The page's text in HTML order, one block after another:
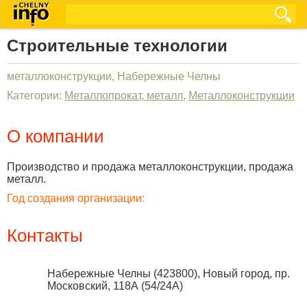
Строительные технологии
металлоконструкции, Набережные Челны
Категории: Металлопрокат, металл, Металлоконструкции
О компании
Производство и продажа металлоконструкции, продажа
металл.
Год создания организации:
Контакты
Набережные Челны (423800), Новый город, пр.
Московский, 118А (54/24А)